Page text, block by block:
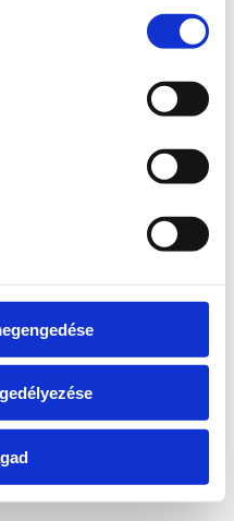
browser console for more